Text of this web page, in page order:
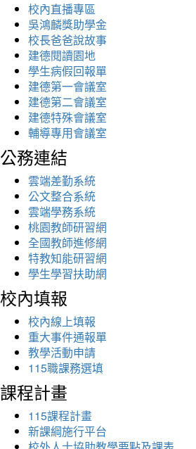
校內直播專區
吳鴻麟獎助學金
校長爸爸說故事
建德閱讀園地
學生病假回報單
建德第一會議室
建德第二會議室
建德特殊會議室
輔導專用會議室
公務連結
雲端差勤系統
公文整合系統
雲端學務系統
桃園教師研習網
全國教師進修網
特教知能研習網
學生學習扶助網
校內填報
校內線上填報
重大事件通報單
教學活動申請
115職課務選填
課程計畫
115課程計畫
新課綱施行平台